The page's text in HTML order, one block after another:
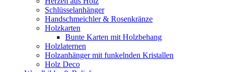
Schlüsselanhänger
Handschmeichler & Rosenkränze
Holzkarten
Bunte Karten mit Holzbehang
Holzlaternen
Holzanhänger mit funkelnden Kristallen
Holz Deco